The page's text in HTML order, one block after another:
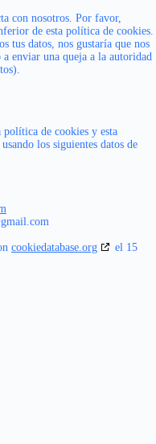
con nosotros. Por favor,
de esta política de cookies.
tus datos, nos gustaría que nos
enviar una queja a la autoridad
política de cookies y esta
los siguientes datos de
cookiedatabase.org
el 15